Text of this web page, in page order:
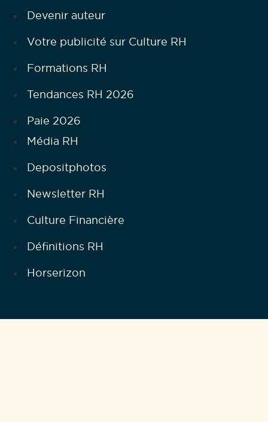
Devenir auteur
Votre publicité sur Culture RH
Formations RH
Tendances RH 2026
Paie 2026
Média RH
Depositphotos
Newsletter RH
Culture Financière
Définitions RH
Horserizon